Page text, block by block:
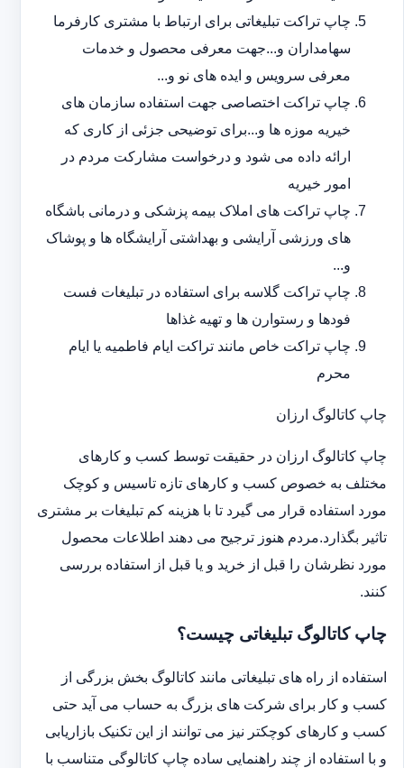
چاپ تراکت تبلیغاتی برای ارتباط با مشتری کارفرما
سهامداران و...جهت معرفی محصول و خدمات
معرفی سرویس و ایده های نو و...
چاپ تراکت اختصاصی جهت استفاده سازمان های
خیریه موزه ها و...برای توضیحی جزئی از کاری که
ارائه داده می شود و درخواست مشارکت مردم در
امور خیریه
چاپ تراکت های املاک بیمه پزشکی و درمانی باشگاه
های ورزشی آرایشی و بهداشتی آرایشگاه ها و پوشاک
و...
چاپ تراکت گلاسه برای استفاده در تبلیغات فست
فودها و رستوارن ها و تهیه غذاها
چاپ تراکت خاص مانند تراکت ایام فاطمیه یا ایام
محرم
چاپ کاتالوگ ارزان
چاپ کاتالوگ ارزان در حقیقت توسط کسب و کارهای
مختلف به خصوص کسب و کارهای تازه تاسیس و کوچک
مورد استفاده قرار می گیرد تا با هزینه کم تبلیغات بر مشتری
تاثیر بگذارد.مردم هنوز ترجیح می دهند اطلاعات محصول
مورد نظرشان را قبل از خرید و یا قبل از استفاده بررسی
کنند.
چاپ کاتالوگ تبلیغاتی چیست؟
استفاده از راه های تبلیغاتی مانند کاتالوگ بخش بزرگی از
کسب و کار برای شرکت های بزرگ به حساب می آید حتی
کسب و کارهای کوچکتر نیز می توانند از این تکنیک بازاریابی
و با استفاده از چند راهنمایی ساده چاپ کاتالوگی متناسب با